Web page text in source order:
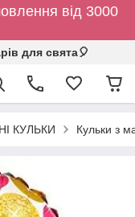
від 3000
для свята🎈
КУЛЬКИ Кульки з